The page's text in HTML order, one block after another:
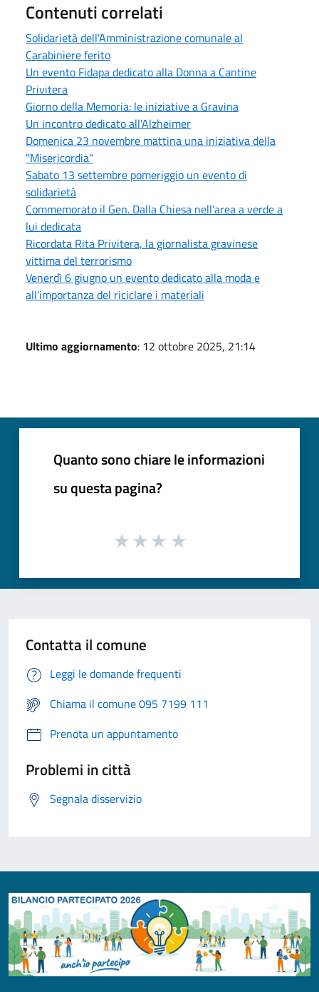
Contenuti correlati
Solidarietà dell'Amministrazione comunale al
Carabiniere ferito
Un evento Fidapa dedicato alla Donna a Cantine
Privitera
Giorno della Memoria: le iniziative a Gravina
Un incontro dedicato all'Alzheimer
Domenica 23 novembre mattina una iniziativa della
"Misericordia"
Sabato 13 settembre pomeriggio un evento di
solidarietà
Commemorato il Gen. Dalla Chiesa nell'area a verde a
lui dedicata
Ricordata Rita Privitera, la giornalista gravinese
vittima del terrorismo
Venerdì 6 giugno un evento dedicato alla moda e
all'importanza del riciclare i materiali
Ultimo aggiornamento: 12 ottobre 2025, 21:14
Quanto sono chiare le informazioni
su questa pagina?
Contatta il comune
Leggi le domande frequenti
Chiama il comune 095 7199 111
Prenota un appuntamento
Problemi in città
Segnala disservizio